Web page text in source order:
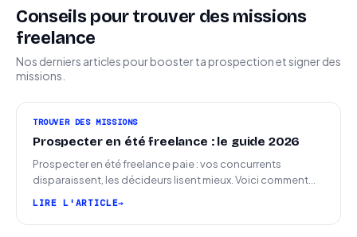
Conseils pour trouver des missions
freelance
Nos derniers articles pour booster ta prospection et signer des
missions.
TROUVER DES MISSIONS
Prospecter en été freelance : le guide 2026
Prospecter en été freelance paie : vos concurrents
disparaissent, les décideurs lisent mieux. Voici comment
LIRE L'ARTICLE